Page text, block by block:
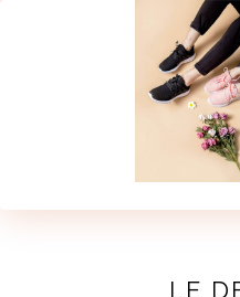
SPÉCIAL
LECTURE ET FILMS
JOINDRE MEVE ET CIE |
LE